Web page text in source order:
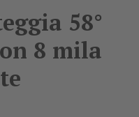
58°
8 mila